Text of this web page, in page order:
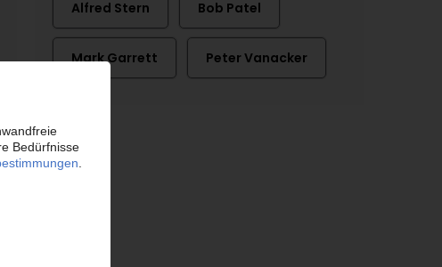
Alfred Stern Bob Patel
Mark Garrett Peter Vanacker